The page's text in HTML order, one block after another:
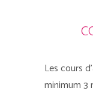
Les cours
minimum 3